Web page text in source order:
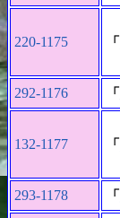
220-1175 「
292-1176 「
132-1177 「
293-1178 「